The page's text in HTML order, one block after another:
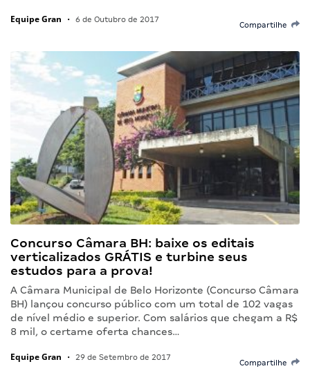
Equipe Gran • 6 de Outubro de 2017
Compartilhe
Concurso Câmara BH: baixe os editais
verticalizados GRÁTIS e turbine seus
estudos para a prova!
A Câmara Municipal de Belo Horizonte (Concurso Câmara
BH) lançou concurso público com um total de 102 vagas
de nível médio e superior. Com salários que chegam a R$
8 mil, o certame oferta chances…
Equipe Gran • 29 de Setembro de 2017
Compartilhe